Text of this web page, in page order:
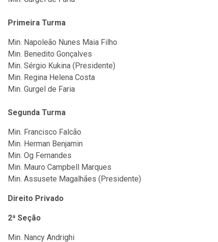
Primeira Turma
Min. Napoleão Nunes Maia Filho
Min. Benedito Gonçalves
Min. Sérgio Kukina (Presidente)
Min. Regina Helena Costa
Min. Gurgel de Faria
Segunda Turma
Min. Francisco Falcão
Min. Herman Benjamin
Min. Og Fernandes
Min. Mauro Campbell Marques
Min. Assusete Magalhães (Presidente)
Direito Privado
2ª Seção
Min. Nancy Andrighi